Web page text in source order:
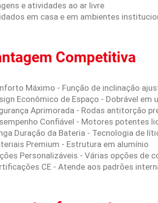
e atividades ao ar livre
em casa e em ambientes
Competitiva
Máximo - Função de inclinação
Econômico de Espaço - Dobrável
Aprimorada - Rodas antitorção
Confiável - Motores potentes
Duração da Bateria - Tecnologia de
Premium - Estrutura em alumínio
Personalizáveis - Várias opções de
CE - Atende aos padrões